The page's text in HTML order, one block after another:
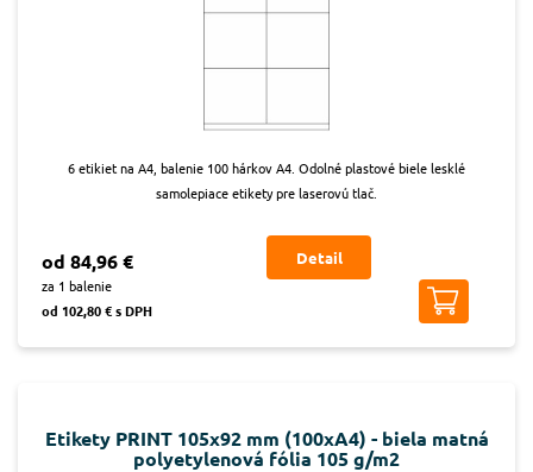
6 etikiet na A4, balenie 100 hárkov A4. Odolné plastové biele lesklé
samolepiace etikety pre laserovú tlač.
od 84,96 €
za 1 balenie
od 102,80 € s DPH
Detail
Etikety PRINT 105x92 mm (100xA4) - biela matná
polyetylenová fólia 105 g/m2